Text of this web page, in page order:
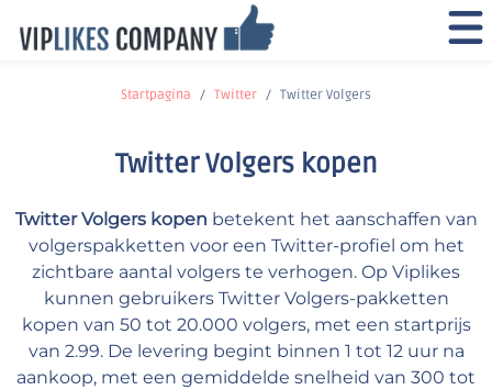
Startpagina Twitter Twitter Volgers
Twitter Volgers kopen
Twitter Volgers kopen betekent het aanschaffen van
volgerspakketten voor een Twitter-profiel om het
zichtbare aantal volgers te verhogen. Op Viplikes
kunnen gebruikers Twitter Volgers-pakketten
kopen van 50 tot 20.000 volgers, met een startprijs
van 2.99. De levering begint binnen 1 tot 12 uur na
aankoop, met een gemiddelde snelheid van 300 tot